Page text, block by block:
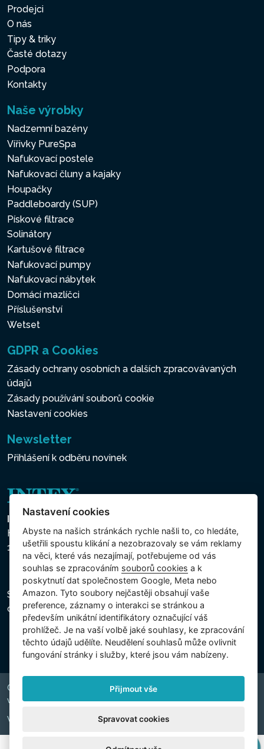
Prodejci
O nás
Tipy & triky
Časté dotazy
Podpora
Kontakty
Naše výrobky
Nadzemní bazény
Vířivky PureSpa
Nafukovací postele
Nafukovací čluny a kajaky
Houpačky
Paddleboardy (SUP)
Pískové filtrace
Solinátory
Kartušové filtrace
Nafukovací pumpy
Nafukovací nábytek
Domácí mazlíčci
Příslušenství
Wetset
GDPR a Cookies
Zásady ochrany osobních a dalších zpracovávaných
údajů
Zásady používání souborů cookie
Nastavení cookies
Newsletter
Přihlášení k odběru novinek
Intex Trading, s.r.o.
Hradecká 2526/3
130 00 Praha 3 - Česká republika
Společnost je zapsána u Městského soudu v Praze,
oddíl C, vložka 74759, IČ 26150808, DIČ CZ26150808.
Copyright © 2026 INTEX TRADING s.r.o. Všechna práva
vyhrazena.
Web by
Nastavení cookies
Abyste na našich stránkách rychle našli to, co hledáte,
ušetřili spoustu klikání a nezobrazovaly se vám reklamy
na věci, které vás nezajímají, potřebujeme od vás
souhlas se zpracováním souborů cookies a k
poskytnutí dat společnostem Google, Meta nebo
Amazon. Tyto soubory nejčastěji obsahují vaše
preference, záznamy o interakci se stránkou a
především unikátní identifikátory označující váš
prohlížeč. Je na vaší volbě jaké souhlasy, ke zpracování
těchto údajů udělíte. Neudělení souhlasů může ovlivnit
fungování stránky i služby, které jsou vám nabízeny.
Přijmout vše
Spravovat cookies